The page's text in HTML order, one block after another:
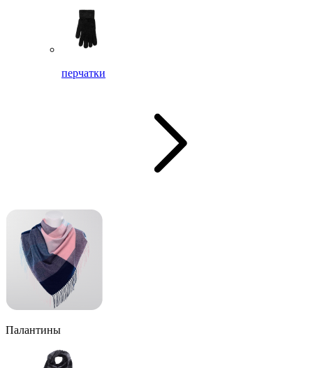
перчатки
Палантины